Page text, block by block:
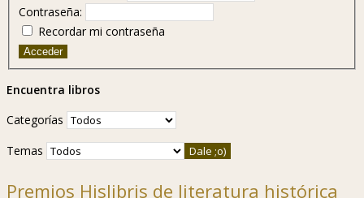
Contraseña:
Recordar mi contraseña
Acceder
Encuentra libros
Categorías
Temas
Premios Hislibris de literatura histórica